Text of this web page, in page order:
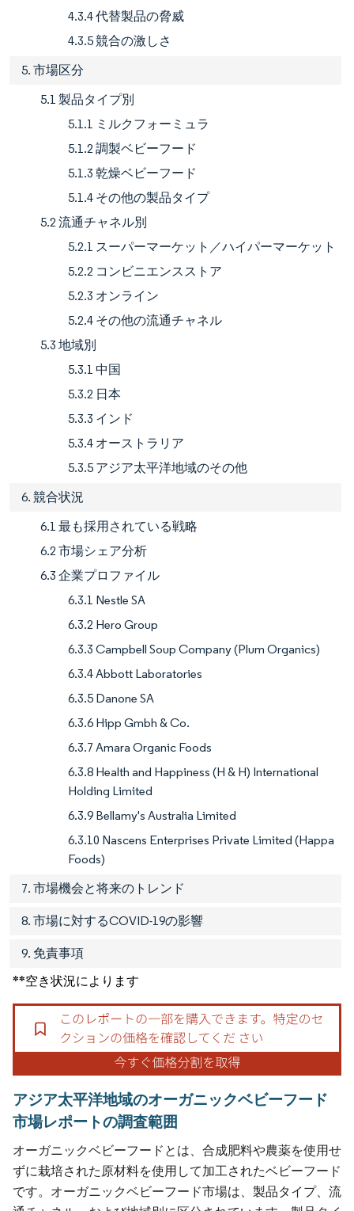
4.3.4 代替製品の脅威
4.3.5 競合の激しさ
5. 市場区分
5.1 製品タイプ別
5.1.1 ミルクフォーミュラ
5.1.2 調製ベビーフード
5.1.3 乾燥ベビーフード
5.1.4 その他の製品タイプ
5.2 流通チャネル別
5.2.1 スーパーマーケット／ハイパーマーケット
5.2.2 コンビニエンスストア
5.2.3 オンライン
5.2.4 その他の流通チャネル
5.3 地域別
5.3.1 中国
5.3.2 日本
5.3.3 インド
5.3.4 オーストラリア
5.3.5 アジア太平洋地域のその他
6. 競合状況
6.1 最も採用されている戦略
6.2 市場シェア分析
6.3 企業プロファイル
6.3.1 Nestle SA
6.3.2 Hero Group
6.3.3 Campbell Soup Company (Plum Organics)
6.3.4 Abbott Laboratories
6.3.5 Danone SA
6.3.6 Hipp Gmbh & Co.
6.3.7 Amara Organic Foods
6.3.8 Health and Happiness (H & H) International
Holding Limited
6.3.9 Bellamy's Australia Limited
6.3.10 Nascens Enterprises Private Limited (Happa
Foods)
7. 市場機会と将来のトレンド
8. 市場に対するCOVID-19の影響
9. 免責事項
**空き状況によります
アジア太平洋地域のオーガニックベビーフード
市場レポートの調査範囲
オーガニックベビーフードとは、合成肥料や農薬を使用せ
ずに栽培された原材料を使用して加工されたベビーフード
です。オーガニックベビーフード市場は、製品タイプ、流